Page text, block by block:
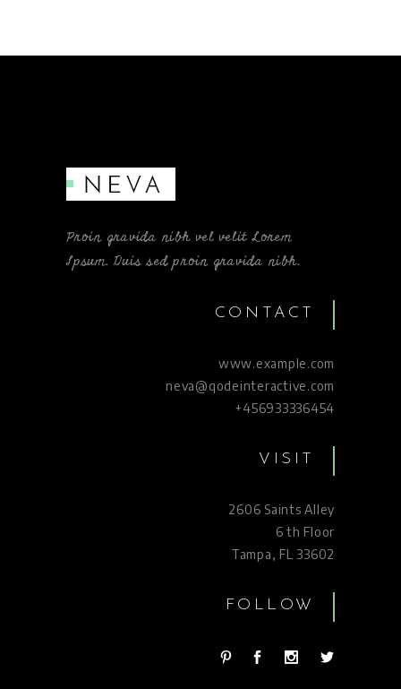
Proin gravida nibh vel velit Lorem
Ipsum. Duis sed proin gravida nibh.
CONTACT
www.example.com
neva@qodeinteractive.com
+456933336454
VISIT
2606 Saints Alley
6 th Floor
Tampa, FL 33602
FOLLOW